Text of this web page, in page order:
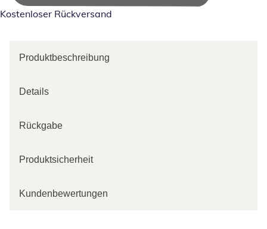
Kostenloser Rückversand
Produktbeschreibung
Details
Rückgabe
Produktsicherheit
Kundenbewertungen